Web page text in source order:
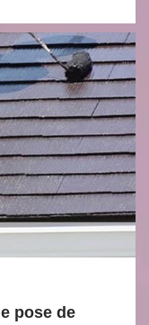
pose de